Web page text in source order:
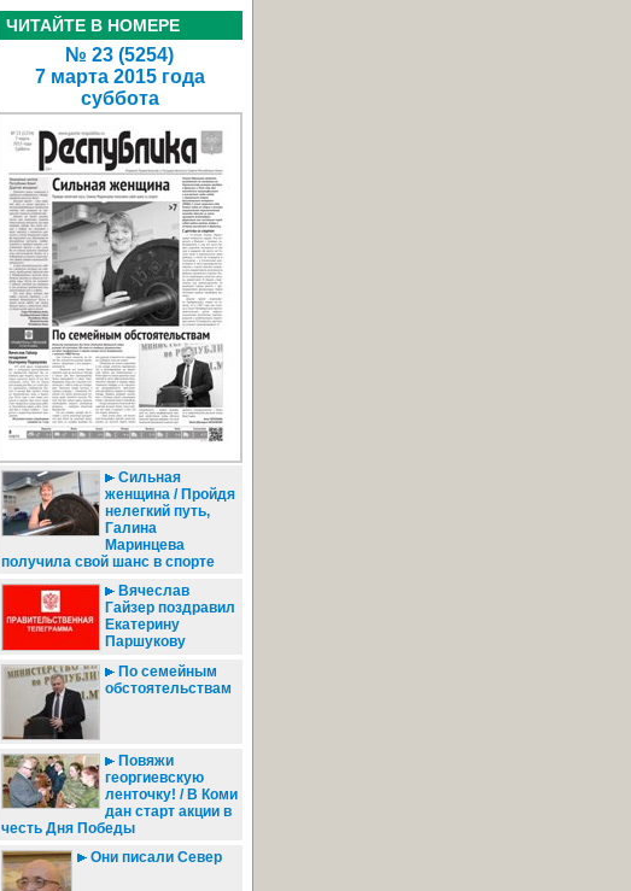
ЧИТАЙТЕ В НОМЕРЕ
№ 23 (5254)
7 марта 2015 года
суббота
Сильная
женщина / Пройдя
нелегкий путь,
Галина
Маринцева
получила свой шанс в спорте
Вячеслав
Гайзер поздравил
Екатерину
Паршукову
По семейным
обстоятельствам
Повяжи
георгиевскую
ленточку! / В Коми
дан старт акции в
честь Дня Победы
Они писали Север